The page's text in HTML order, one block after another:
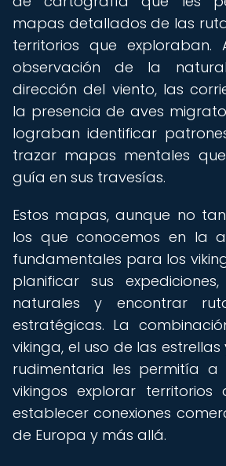
mapas detallados de las
territorios que
observación de la
dirección del viento, las
la presencia de aves
lograban identificar
trazar mapas mentales
guía en sus travesías.
Estos mapas, aunque no
los que conocemos en la
fundamentales para los
planificar sus
naturales y encontrar
estratégicas. La
vikinga, el uso de las
rudimentaria les permitía a
vikingos explorar territorios
establecer conexiones
de Europa y más allá.